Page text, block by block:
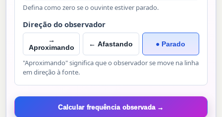
Defina como zero se o ouvinte estiver parado.
Direção do observador
→
Aproximando
← Afastando ● Parado
"Aproximando" significa que o observador se move na linha
em direção à fonte.
Calcular frequência observada →